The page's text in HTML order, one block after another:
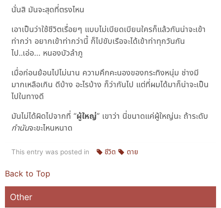
นั่นสิ มันจะสุดที่ตรงไหน
เอาเป็นว่าใช้ชีวิตเรื่อยๆ แบบไม่เบียดเบียนใครก็แล้วกันน่าจะเข้า
ท่ากว่า อยากเข้าท่ากว่านี้ ก็ไปขับเรือจะได้เข้าท่าทุกวันกัน
ไป..เอ่อ… หนองบัวลำภู
เมื่อก่อนย้อนไปไม่นาน ความคึกคะนองของกระทิงหนุ่ม ช่างมี
มากเหลือเกิน ดีบ้าง อะไรบ้าง ก็ว่ากันไป แต่ที่ผมได้มาก็น่าจะเป็น
ไปในทางดี
มันไม่ได้ผิดไปจากที่ “ผู้ใหญ่” เขาว่า นี่ขนาดแค่ผู้ใหญ่นะ ถ้าระดับ
กำนันจะขะไหนหนาด
This entry was posted in ชีวิต ตาย
Back to Top
Other